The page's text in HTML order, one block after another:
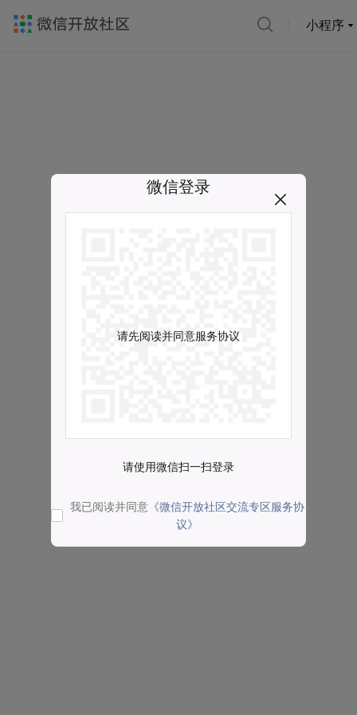
小程序
微信登录
请先阅读并同意服务协议
请使用微信扫一扫登录
我已阅读并同意 《微信开放社区交流专区服务协
议》